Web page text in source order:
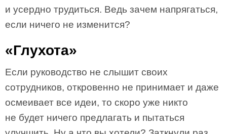
и усердно трудиться. Ведь зачем напрягаться,
если ничего не изменится?
«Глухота»
Если руководство не слышит своих
сотрудников, откровенно не принимает и даже
осмеивает все идеи, то скоро уже никто
не будет ничего предлагать и пытаться